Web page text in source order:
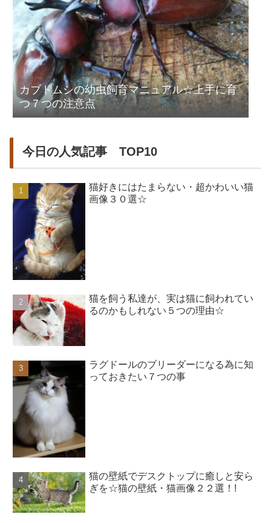
カブトムシの幼虫飼育マニュアル☆上手に育
つ７つの注意点
今日の人気記事 TOP10
猫好きにはたまらない・超かわいい猫
画像３０選☆
猫を飼う私達が、実は猫に飼われてい
るのかもしれない５つの理由☆
ラグドールのブリーダーになる為に知
っておきたい７つの事
猫の壁紙でデスクトップに癒しと安ら
ぎを☆猫の壁紙・猫画像２２選！!